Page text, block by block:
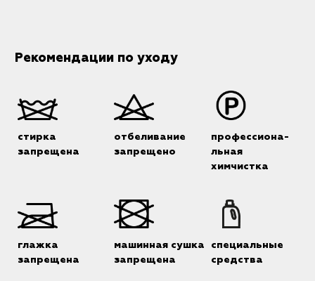
Рекомендации по уходу
стирка
запрещена
отбеливание
запрещено
профессиона-
льная
химчистка
глажка
запрещена
машинная сушка
запрещена
специальные
средства